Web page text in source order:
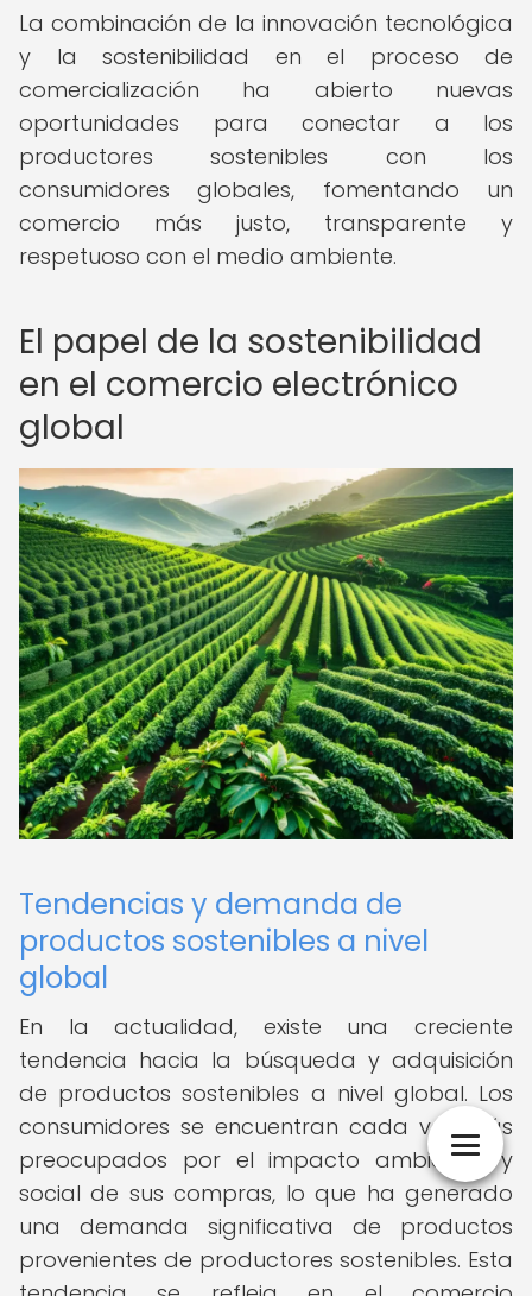
La combinación de la innovación tecnológica
y la sostenibilidad en el proceso de
comercialización ha abierto nuevas
oportunidades para conectar a los
productores sostenibles con los
consumidores globales, fomentando un
comercio más justo, transparente y
respetuoso con el medio ambiente.
El papel de la sostenibilidad
en el comercio electrónico
global
Tendencias y demanda de
productos sostenibles a nivel
global
En la actualidad, existe una creciente
tendencia hacia la búsqueda y adquisición
de productos sostenibles a nivel global. Los
consumidores se encuentran cada vez más
preocupados por el impacto ambiental y
social de sus compras, lo que ha generado
una demanda significativa de productos
provenientes de productores sostenibles. Esta